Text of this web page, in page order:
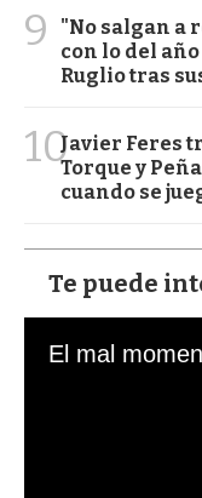
9
"No salgan a
con lo del
Ruglio tras
10Javier Feres
Torque y
cuando se
Te puede